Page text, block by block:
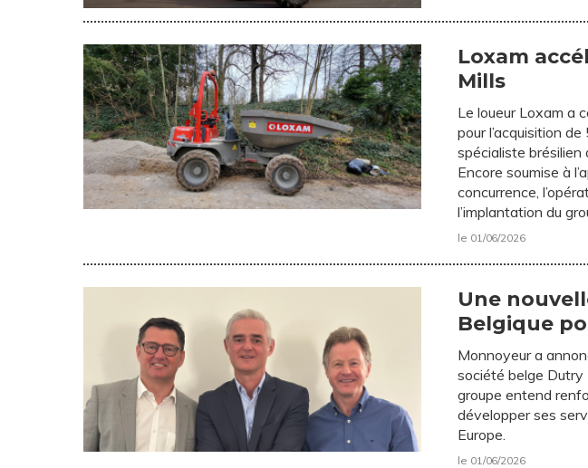
Loxam
Mills
Le loueur Loxam a
pour l’acquisition
spécialiste brésilien
Encore soumise à
concurrence,
l’implantation du
le 01/06/2026
Une
Belgique
Monnoyeur a
société belge
groupe entend
développer ses
Europe.
le 01/06/2026